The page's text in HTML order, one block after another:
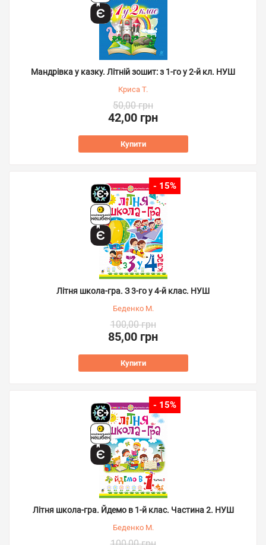
Мандрівка у казку. Літній зошит: з 1-го у 2-й кл. НУШ
Криса Т.
50,00 грн
42,00 грн
Купити
- 15%
Літня школа-гра. З 3-го у 4-й клас. НУШ
Беденко М.
100,00 грн
85,00 грн
Купити
- 15%
Літня школа-гра. Йдемо в 1-й клас. Частина 2. НУШ
Беденко М.